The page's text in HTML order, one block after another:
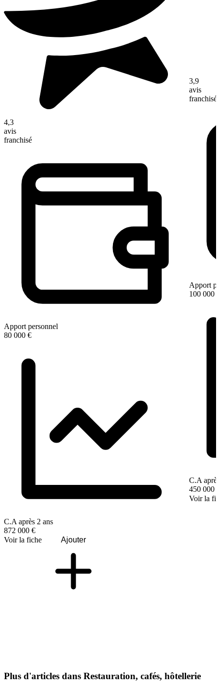
4,3
avis
franchisé
Apport personnel
80 000 €
C.A après 2 ans
872 000 €
Voir la fiche
Ajouter
3,9
avis
franchisé
Apport
100 000 €
C.A
450 000 €
Voir la
Plus d'articles dans Restauration, cafés, hôtellerie